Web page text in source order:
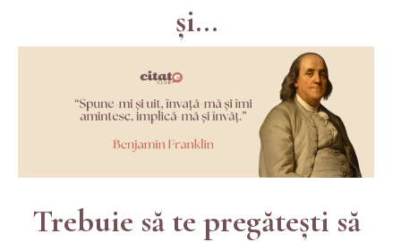
și...
Trebuie să te pregătești să